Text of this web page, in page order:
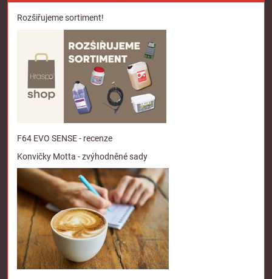
Rozšiřujeme sortiment!
F64 EVO SENSE - recenze
Konvičky Motta - zvýhodněné sady